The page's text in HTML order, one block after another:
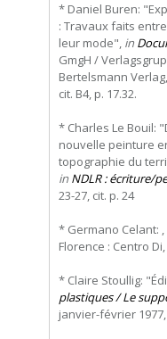
* Daniel Buren:
: Travaux faits
leur mode", in
GmgH /
Bertelsmann
cit. B4, p. 17.32.
* Charles Le Bouil:
nouvelle peinture
topographie du
in NDLR : écriture/
23-27, cit. p. 24
* Germano Celant: ,
Florence : Centro
* Claire Stoullig:
plastiques / Le
janvier-février 1977,